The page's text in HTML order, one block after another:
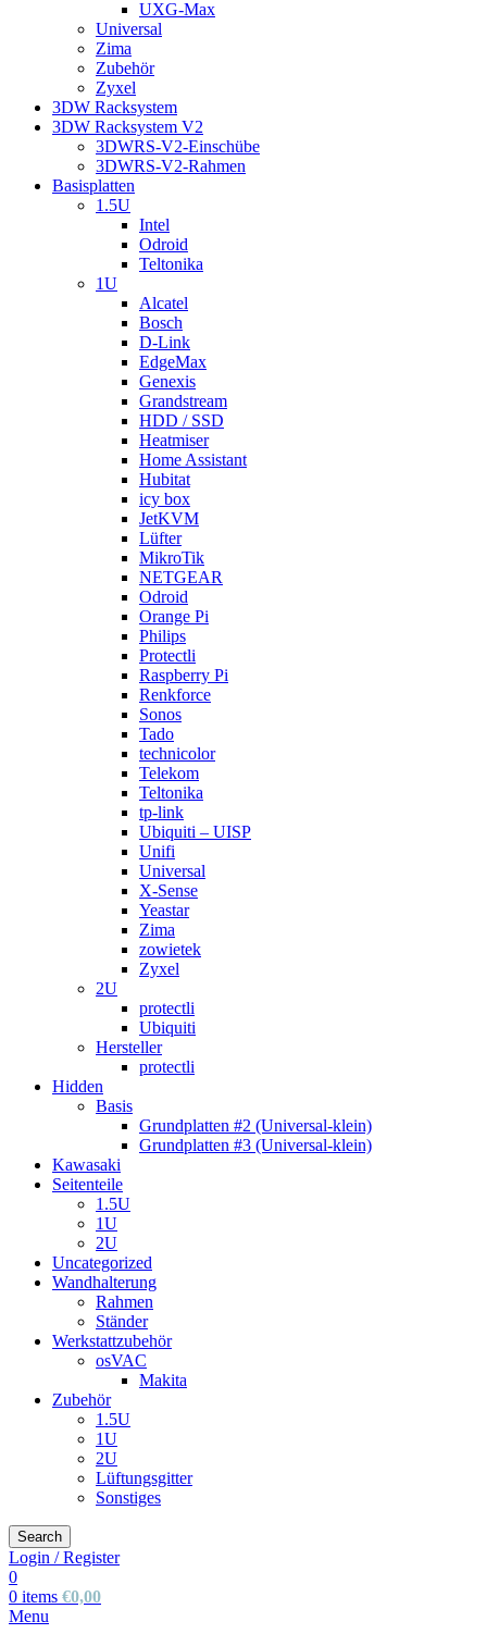
UXG-Max
Universal
Zima
Zubehör
Zyxel
3DW Racksystem
3DW Racksystem V2
3DWRS-V2-Einschübe
3DWRS-V2-Rahmen
Basisplatten
1.5U
Intel
Odroid
Teltonika
1U
Alcatel
Bosch
D-Link
EdgeMax
Genexis
Grandstream
HDD / SSD
Heatmiser
Home Assistant
Hubitat
icy box
JetKVM
Lüfter
MikroTik
NETGEAR
Odroid
Orange Pi
Philips
Protectli
Raspberry Pi
Renkforce
Sonos
Tado
technicolor
Telekom
Teltonika
tp-link
Ubiquiti – UISP
Unifi
Universal
X-Sense
Yeastar
Zima
zowietek
Zyxel
2U
protectli
Ubiquiti
Hersteller
protectli
Hidden
Basis
Grundplatten #2 (Universal-klein)
Grundplatten #3 (Universal-klein)
Kawasaki
Seitenteile
1.5U
1U
2U
Uncategorized
Wandhalterung
Rahmen
Ständer
Werkstattzubehör
osVAC
Makita
Zubehör
1.5U
1U
2U
Lüftungsgitter
Sonstiges
Search
Login / Register
0
0 items €0,00
Menu